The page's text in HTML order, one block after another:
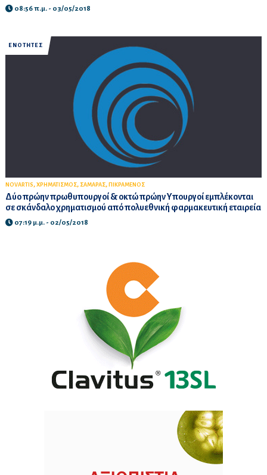
08:56 π.μ. - 03/05/2018
ΕΝΟΤΗΤΕΣ
NOVARTIS, ΧΡΗΜΑΤΙΣΜΟΣ, ΣΑΜΑΡΑΣ, ΠΙΚΡΑΜΕΝΟΣ
Δύο πρώην πρωθυπουργοί & οκτώ πρώην Υπουργοί εμπλέκονται
σε σκάνδαλο χρηματισμού από πολυεθνική φαρμακευτική εταιρεία
07:19 μ.μ. - 02/05/2018